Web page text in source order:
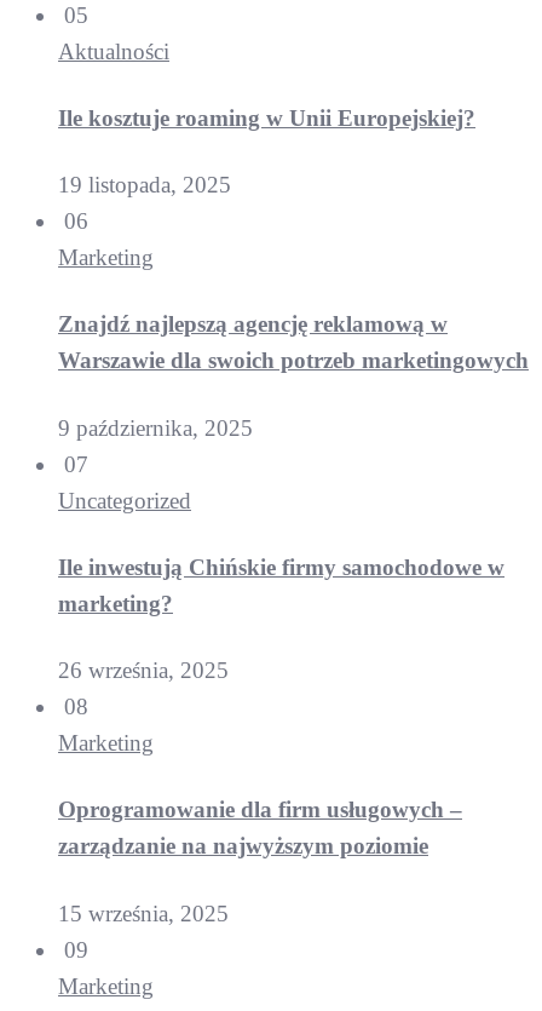
05
Aktualności
Ile kosztuje roaming w Unii Europejskiej?
19 listopada, 2025
06
Marketing
Znajdź najlepszą agencję reklamową w
Warszawie dla swoich potrzeb marketingowych
9 października, 2025
07
Uncategorized
Ile inwestują Chińskie firmy samochodowe w
marketing?
26 września, 2025
08
Marketing
Oprogramowanie dla firm usługowych –
zarządzanie na najwyższym poziomie
15 września, 2025
09
Marketing